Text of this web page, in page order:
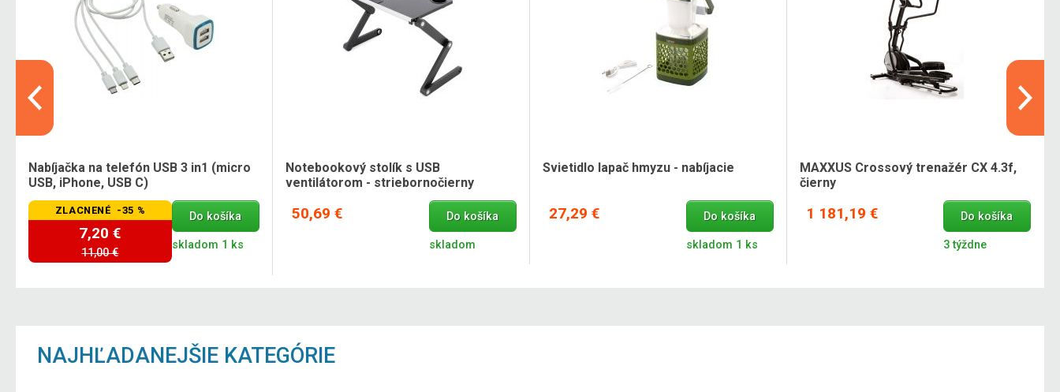
Nabíjačka na telefón USB 3 in1 (micro
USB, iPhone, USB C)
ZLACNENÉ -35 %
7,20 €
11,00 €
Do košíka
skladom 1 ks
Notebookový stolík s USB
ventilátorom - striebornočierny
50,69 € Do košíka
skladom
Svietidlo lapač hmyzu - nabíjacie
27,29 € Do košíka
skladom 1 ks
MAXXUS Crossový trenažér CX 4.3f,
čierny
1 181,19 € Do košíka
3 týždne
NAJHĽADANEJŠIE KATEGÓRIE